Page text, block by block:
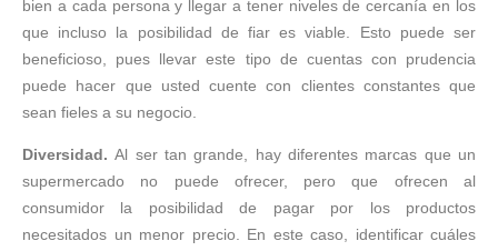
bien a cada persona y llegar a tener niveles de cercanía en los
que incluso la posibilidad de fiar es viable. Esto puede ser
beneficioso, pues llevar este tipo de cuentas con prudencia
puede hacer que usted cuente con clientes constantes que
sean fieles a su negocio.
Diversidad.Al ser tan grande, hay diferentes marcas que un
supermercado no puede ofrecer, pero que ofrecen al
consumidor la posibilidad de pagar por los productos
necesitados un menor precio. En este caso, identificar cuáles